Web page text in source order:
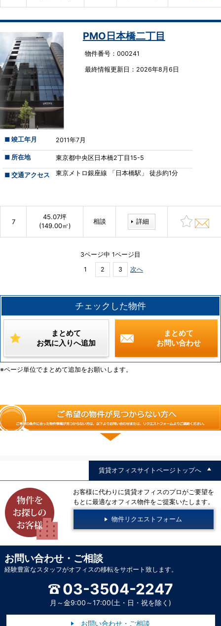
PMO日本橋二丁目
物件番号：000241
最終情報更新⽇：2026年8月6日
■ 竣工年月 2011年7月
■ 所在地 東京都中央区日本橋2丁目15-5
■ 交通アクセス 東京メトロ銀座線 「日本橋駅」 徒歩約1分
7
45.07坪
(149.00㎡)
相談 詳細
3ページ中 1ページ目
1
2 3 次へ
チェックした物件
まとめて
お気に入りへ追加
まとめて
お問い合わせ
※ページ単位でまとめて追加をお願いします。
賃貸オフィスサイトページトップへ
お客様に代わりに賃貸オフィスのプロがご要望を
もとに最適なオフィス物件をご提案いたします。
物件リクエストフォーム
お問い合わせ・ご相談
経験豊富なスタッフがオフィスの移転をサポート致します。
03-3504-2247
月～金9:00～17:00(土・日・祝を除く)
お問い合わせ・ご相談